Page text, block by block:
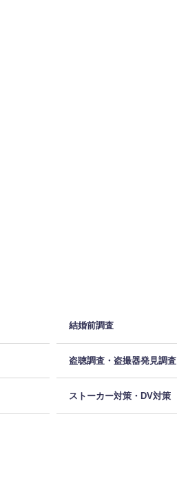
結婚前調査
盗聴調査・盗撮器発見調査
ストーカー対策・DV対策